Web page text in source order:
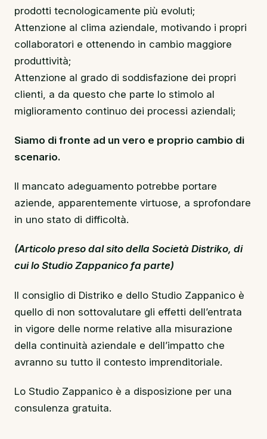
prodotti tecnologicamente più evoluti;
Attenzione al clima aziendale, motivando i propri
collaboratori e ottenendo in cambio maggiore
produttività;
Attenzione al grado di soddisfazione dei propri
clienti, a da questo che parte lo stimolo al
miglioramento continuo dei processi aziendali;
Siamo di fronte ad un vero e proprio cambio di
scenario.
Il mancato adeguamento potrebbe portare
aziende, apparentemente virtuose, a sprofondare
in uno stato di difficoltà.
(Articolo preso dal sito della Società Distriko, di
cui lo Studio Zappanico fa parte)
Il consiglio di Distriko e dello Studio Zappanico è
quello di non sottovalutare gli effetti dell’entrata
in vigore delle norme relative alla misurazione
della continuità aziendale e dell’impatto che
avranno su tutto il contesto imprenditoriale.
Lo Studio Zappanico è a disposizione per una
consulenza gratuita.